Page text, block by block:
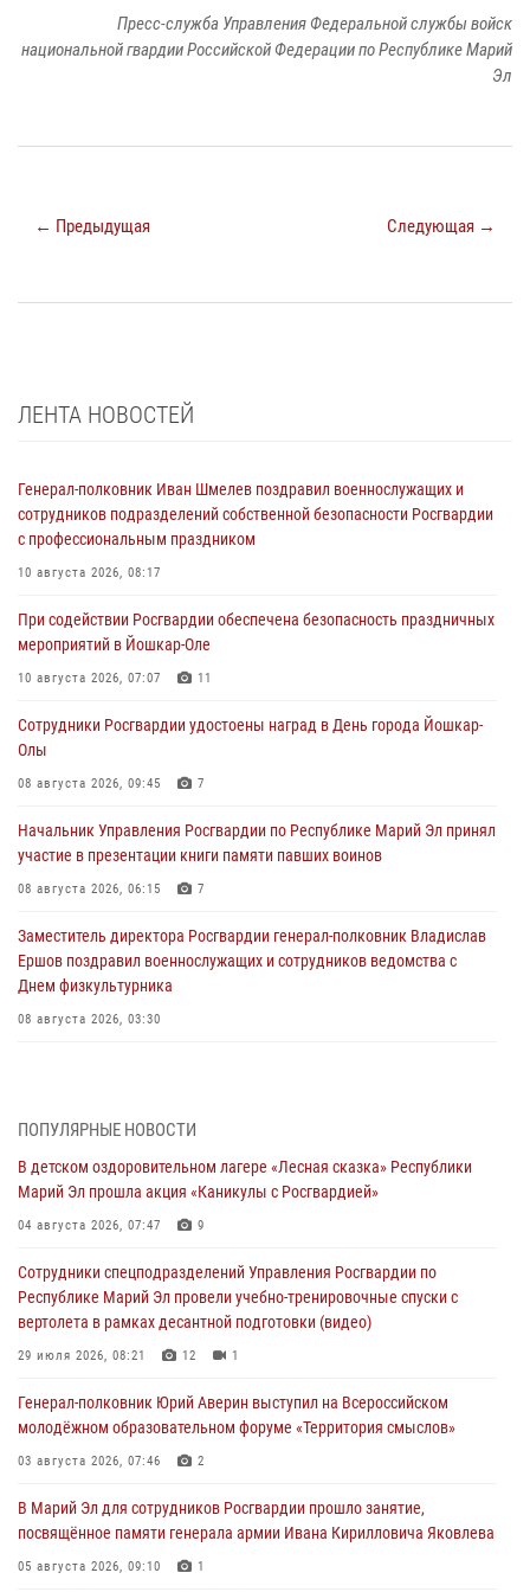
Пресс-служба Управления Федеральной службы войск
национальной гвардии Российской Федерации по Республике Марий
Эл
← Предыдущая Следующая →
ЛЕНТА НОВОСТЕЙ
Генерал-полковник Иван Шмелев поздравил военнослужащих и
сотрудников подразделений собственной безопасности Росгвардии
с профессиональным праздником
10 августа 2026, 08:17
При содействии Росгвардии обеспечена безопасность праздничных
мероприятий в Йошкар-Оле
10 августа 2026, 07:07 11
Сотрудники Росгвардии удостоены наград в День города Йошкар-
Олы
08 августа 2026, 09:45 7
Начальник Управления Росгвардии по Республике Марий Эл принял
участие в презентации книги памяти павших воинов
08 августа 2026, 06:15 7
Заместитель директора Росгвардии генерал-полковник Владислав
Ершов поздравил военнослужащих и сотрудников ведомства с
Днем физкультурника
08 августа 2026, 03:30
Генерал-полковник Олег Плохой поздравил специалистов
организационно-штатных подразделений Росгвардии с
07 августа 2026, 06:47
Начальник отдела вневедомственной охраны Управления
Росгвардии по Республике Марий Эл принял участие во
07 августа 2026, 06:25 8 1
Команда «Росгвардия» принимает участие в военно-спортивном
07 августа 2026, 05:43 10
Представитель вневедомственной охраны Управления Росгвардии
ПОПУЛЯРНЫЕ НОВОСТИ
В детском оздоровительном лагере «Лесная сказка» Республики
Марий Эл прошла акция «Каникулы с Росгвардией»
04 августа 2026, 07:47 9
Сотрудники спецподразделений Управления Росгвардии по
Республике Марий Эл провели учебно-тренировочные спуски с
вертолета в рамках десантной подготовки (видео)
29 июля 2026, 08:21 12 1
Генерал-полковник Юрий Аверин выступил на Всероссийском
молодёжном образовательном форуме «Территория смыслов»
03 августа 2026, 07:46 2
В Марий Эл для сотрудников Росгвардии прошло занятие,
посвящённое памяти генерала армии Ивана Кирилловича Яковлева
05 августа 2026, 09:10 1